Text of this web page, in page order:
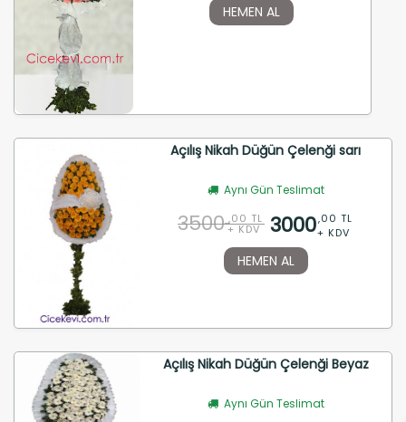
HEMEN AL
Açılış Nikah Düğün Çelenği sarı
Aynı Gün Teslimat
3500 ,00 TL
+ KDV 3000,00 TL
+ KDV
HEMEN AL
Açılış Nikah Düğün Çelenği Beyaz
Aynı Gün Teslimat